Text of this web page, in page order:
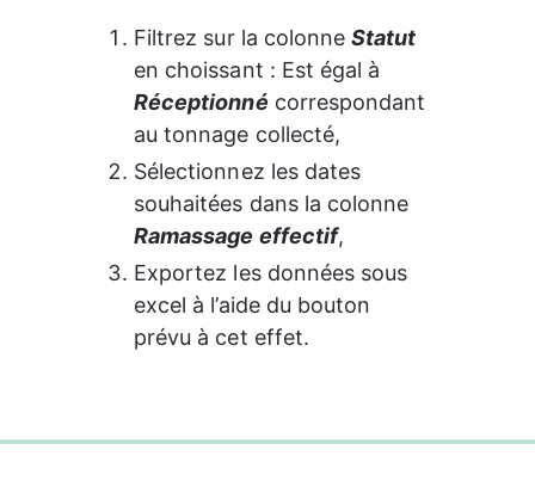
Filtrez sur la colonne Statut
en choissant : Est égal à
Réceptionné correspondant
au tonnage collecté,
Sélectionnez les dates
souhaitées dans la colonne
Ramassage effectif,
Exportez les données sous
excel à l’aide du bouton
prévu à cet effet.
0%